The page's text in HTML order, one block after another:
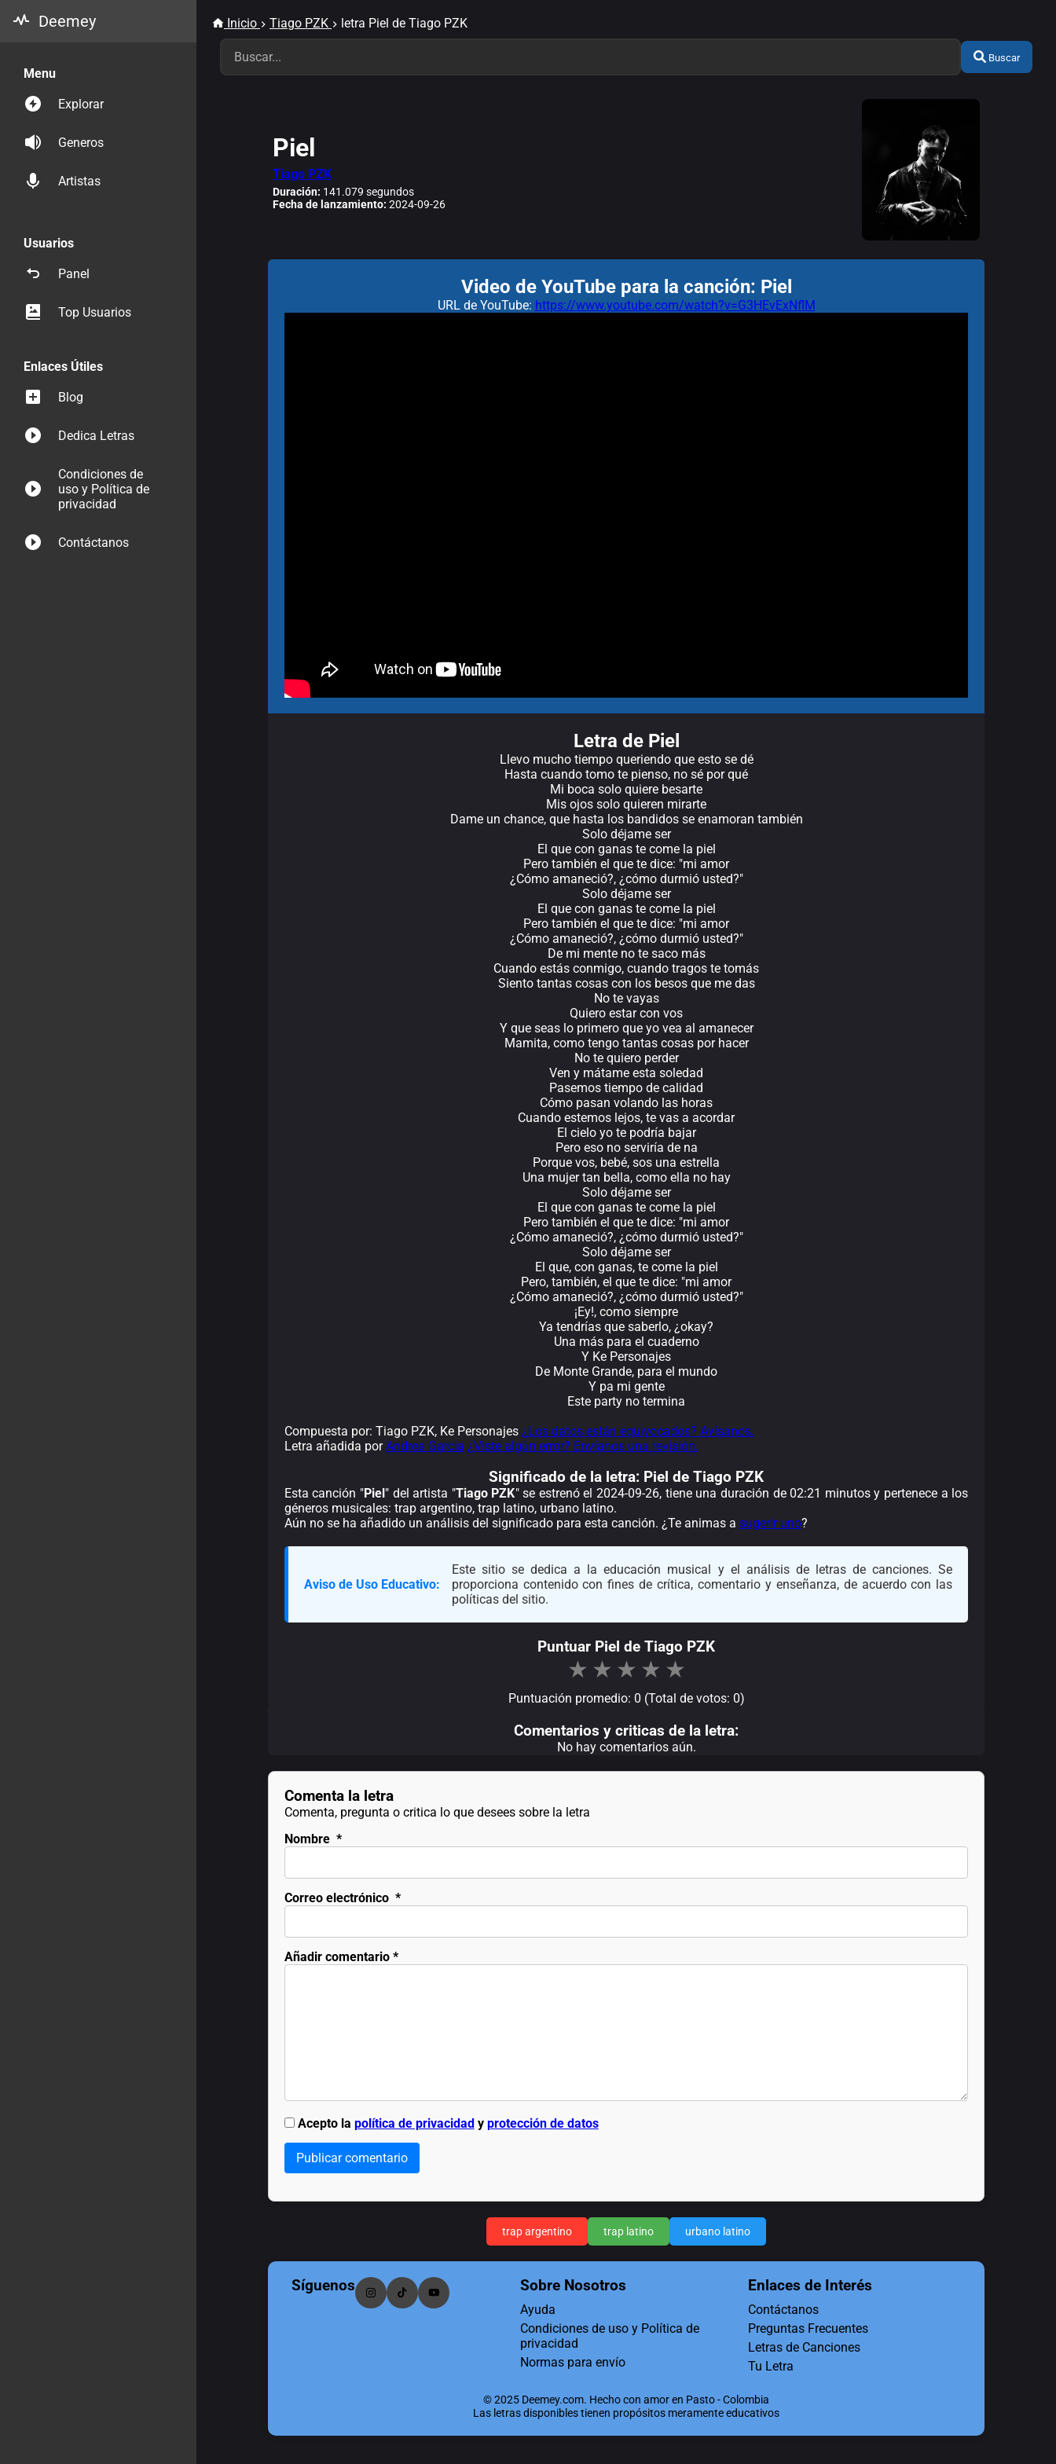
Deemey
Menu
Explorar
Generos
Artistas
Usuarios
Panel
Top Usuarios
Enlaces Útiles
Blog
Dedica Letras
Condiciones de
uso y Política de
privacidad
Contáctanos
Inicio Tiago PZK letra Piel de Tiago PZK
Buscar
Piel
Tiago PZK
Duración: 141.079 segundos
Fecha de lanzamiento: 2024-09-26
Video de YouTube para la canción: Piel
URL de YouTube: https://www.youtube.com/watch?v=G3HEvExNflM
Letra de Piel
Llevo mucho tiempo queriendo que esto se dé
Hasta cuando tomo te pienso, no sé por qué
Mi boca solo quiere besarte
Mis ojos solo quieren mirarte
Dame un chance, que hasta los bandidos se enamoran también
Solo déjame ser
El que con ganas te come la piel
Pero también el que te dice: "mi amor
¿Cómo amaneció?, ¿cómo durmió usted?"
Solo déjame ser
El que con ganas te come la piel
Pero también el que te dice: "mi amor
¿Cómo amaneció?, ¿cómo durmió usted?"
De mi mente no te saco más
Cuando estás conmigo, cuando tragos te tomás
Siento tantas cosas con los besos que me das
No te vayas
Quiero estar con vos
Y que seas lo primero que yo vea al amanecer
Mamita, como tengo tantas cosas por hacer
No te quiero perder
Ven y mátame esta soledad
Pasemos tiempo de calidad
Cómo pasan volando las horas
Cuando estemos lejos, te vas a acordar
El cielo yo te podría bajar
Pero eso no serviría de na
Porque vos, bebé, sos una estrella
Una mujer tan bella, como ella no hay
Solo déjame ser
El que con ganas te come la piel
Pero también el que te dice: "mi amor
¿Cómo amaneció?, ¿cómo durmió usted?"
Solo déjame ser
El que, con ganas, te come la piel
Pero, también, el que te dice: "mi amor
¿Cómo amaneció?, ¿cómo durmió usted?"
¡Ey!, como siempre
Ya tendrías que saberlo, ¿okay?
Una más para el cuaderno
Y Ke Personajes
De Monte Grande, para el mundo
Y pa mi gente
Este party no termina
Compuesta por: Tiago PZK, Ke Personajes ¿Los datos están equivocados? Avísanos.
Letra añadida porAndrea Garcia ¿Viste algún error? Envíanos una revisión.
Significado de la letra: Piel de Tiago PZK
Esta canción "Piel" del artista "Tiago PZK" se estrenó el 2024-09-26, tiene una duración de 02:21 minutos y pertenece a los
géneros musicales: trap argentino, trap latino, urbano latino.
Aún no se ha añadido un análisis del significado para esta canción. ¿Te animas a sugerir uno?
Aviso de Uso Educativo:
Este sitio se dedica a la educación musical y el análisis de letras de canciones. Se
proporciona contenido con fines de crítica, comentario y enseñanza, de acuerdo con las
políticas del sitio.
Puntuar Piel de Tiago PZK
★ ★ ★ ★ ★
Puntuación promedio: 0 (Total de votos: 0)
Comentarios y criticas de la letra:
No hay comentarios aún.
Comenta la letra
Comenta, pregunta o critica lo que desees sobre la letra
Nombre *
Correo electrónico *
Añadir comentario*
Acepto la política de privacidady protección de datos
Publicar comentario
trap argentino trap latino urbano latino
Síguenos Sobre Nosotros
Ayuda
Condiciones de uso y Política de
privacidad
Normas para envío
Enlaces de Interés
Contáctanos
Preguntas Frecuentes
Letras de Canciones
Tu Letra
© 2025 Deemey.com. Hecho con amor en Pasto - Colombia
Las letras disponibles tienen propósitos meramente educativos